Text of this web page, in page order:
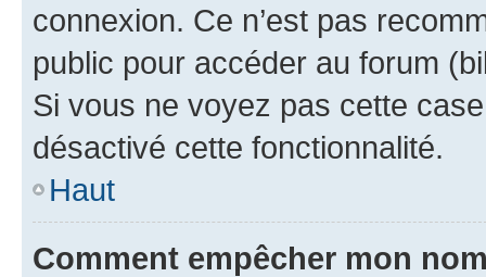
connexion. Ce n’est pas
public pour accéder au forum
Si vous ne voyez pas cette
désactivé cette fonctionnalité.
Haut
Comment empêcher mon